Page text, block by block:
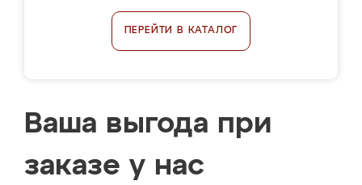
ПЕРЕЙТИ В КАТАЛОГ
Ваша выгода при
заказе у нас